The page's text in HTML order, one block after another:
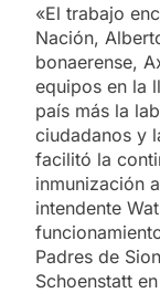
«El trabajo
Nación,
bonaerense,
equipos en la
país más la
ciudadanos y
facilitó la
inmunización
intendente
Padres de
Schoenstatt